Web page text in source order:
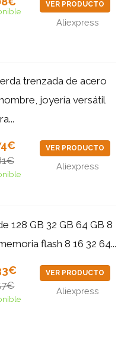
VER PRODUCTO
Aliexpress
trenzada de acero
joyería versátil
VER PRODUCTO
Aliexpress
128 GB 32 GB 64 GB 8
flash 8 16 32 64...
VER PRODUCTO
Aliexpress